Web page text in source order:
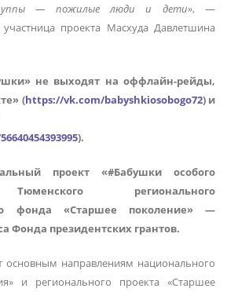
― пожилые люди и дети», ―
проекта Масхуда Давлетшина
не выходят на оффлайн-рейды,
(https://vk.com/babyshkiosobogo72) и
).
проект «#Бабушки особого
регионального
фонда «Старшее поколение» ―
Фонда президентских грантов.
основным направлениям национального
и регионального проекта «Старшее